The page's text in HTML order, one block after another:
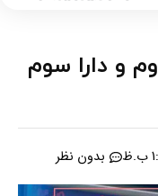
و دارا سوم
بدون نظر